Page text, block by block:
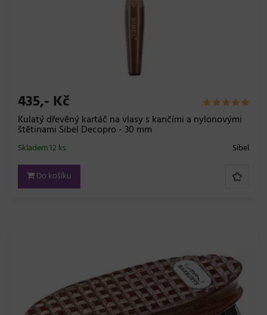
435,- Kč
Kulatý dřevěný kartáč na vlasy s kančími a nylonovými
štětinami Sibel Decopro - 30 mm
Sibel
Skladem 12 ks
Do košíku